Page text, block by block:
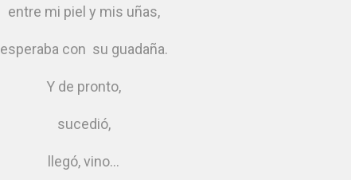
entre mi piel y mis uñas,
esperaba con su guadaña.
Y de pronto,
sucedió,
llegó, vino…